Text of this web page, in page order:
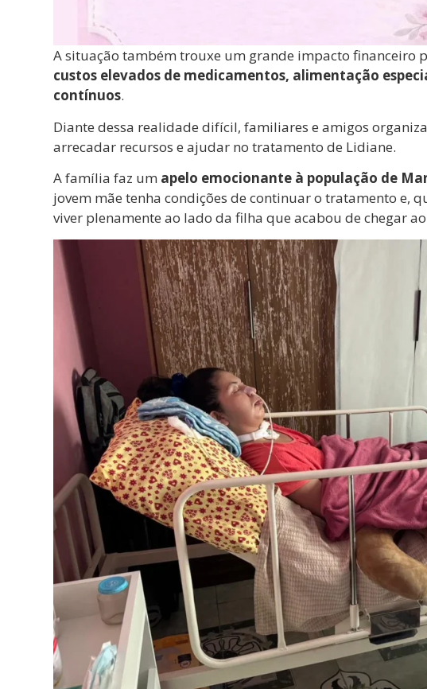
A situação também trouxe um grande impacto financeiro
custos elevados de medicamentos, alimentação
contínuos.
Diante dessa realidade difícil, familiares e amigos
arrecadar recursos e ajudar no tratamento de Lidiane.
A família faz um apelo emocionante à população de
jovem mãe tenha condições de continuar o tratamento e,
viver plenamente ao lado da filha que acabou de chegar